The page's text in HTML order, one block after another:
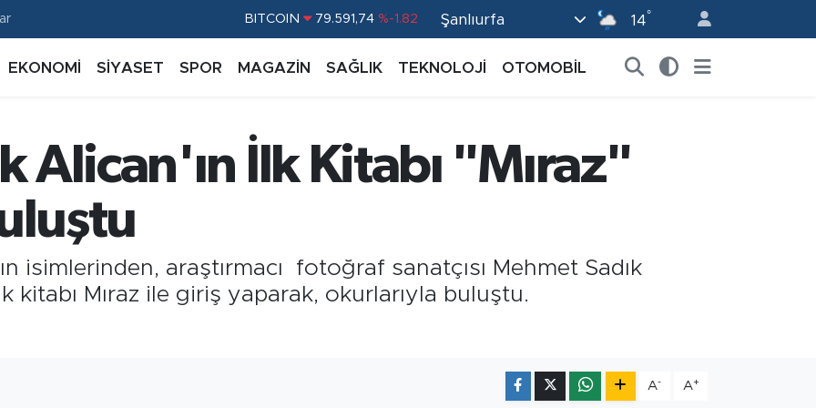
BITCOIN 79.591,74 %-1.82
G.ALTIN 6862,09000 %0.19
BİST100 14.598,00 %0
Şanlıurfa 14°
EKONOMİ SİYASET SPOR MAGAZİN SAĞLIK TEKNOLOJİ OTOMOBİL
Alican'ın İlk Kitabı "Mıraz"
isimlerinden, araştırmacı fotoğraf sanatçısı Mehmet Sadık
kitabı Mıraz ile giriş yaparak, okurlarıyla buluştu.
A- A+